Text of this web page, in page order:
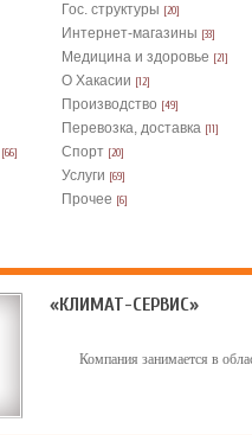
Гос. структуры [20]
Интернет-магазины [33]
Медицина и здоровье [21]
О Хакасии [12]
Производство [49]
Перевозка, доставка [11]
[66] Спорт [20]
Услуги [69]
Прочее [6]
«КЛИМАТ-СЕРВИС»
Компания занимается в